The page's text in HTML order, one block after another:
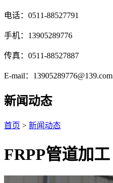
电话：0511-88527791
手机：13905289776
传真：0511-88527887
E-mail：13905289776@139.com
新闻动态
首页 > 新闻动态
FRPP管道加工